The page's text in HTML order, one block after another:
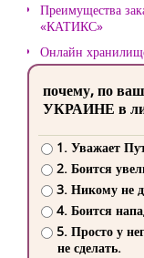
Преимущества
«КАТИКС»
Онлайн
почему, по
УКРАИНЕ в
1. Уважает
2. Боится
3. Никому не
4. Боится
5. Просто у
не сделать.